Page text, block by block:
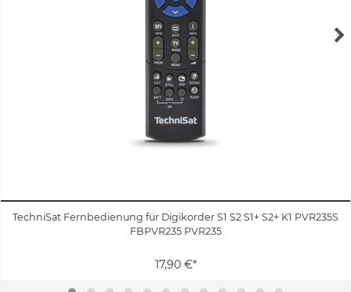
TechniSat Fernbedienung für Digikorder S1 S2 S1+ S2+ K1 PVR235S
FBPVR235 PVR235
17,90 €*